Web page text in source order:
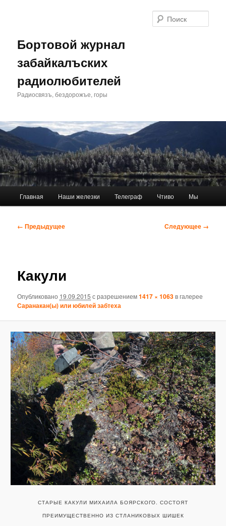
Бортовой журнал
забайкалъских
радиолюбителей
Радиосвязъ, бездорожъе, горы
Главная Наши железки Телеграф Чтиво Мы
Навигация
← Предыдущее Следующее →
Какули
Опубликовано 19.09.2015 с разрешением1417 × 1063в галерее
Саранакан(ы) или юбилей забтеха
СТАРЫЕ КАКУЛИ МИХАИЛА БОЯРСКОГО. СОСТОЯТ
ПРЕИМУЩЕСТВЕННО ИЗ СТЛАНИКОВЫХ ШИШЕК